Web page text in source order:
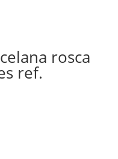
rosca
ref.